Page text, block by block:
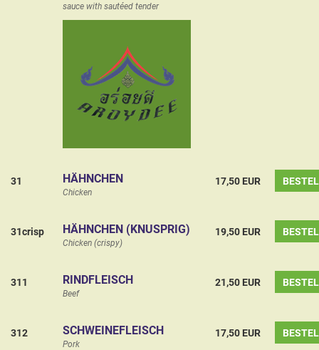
sauce with sautéed tender
31 HÄHNCHEN
Chicken
17,50 EUR
31crisp HÄHNCHEN (KNUSPRIG)
Chicken (crispy)
19,50 EUR
311 RINDFLEISCH
Beef
21,50 EUR
312 SCHWEINEFLEISCH
Pork
17,50 EUR